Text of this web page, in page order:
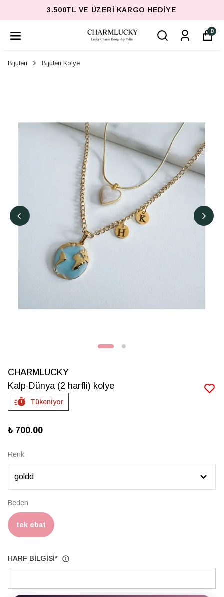
3.500TL VE ÜZERI KARGO HEDIYE
0
Bijuteri Bijuteri Kolye
CHARMLUCKY
Kalp-Dünya (2 harfli) kolye
Tükeniyor
₺ 700.00
Renk
Beden
tek ebat
HARF BİLGİSİ*